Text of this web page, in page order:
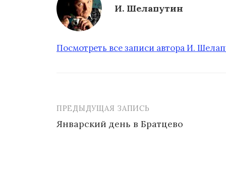
И. Шелапутин
Посмотреть все записи автора И.
ПРЕДЫДУЩАЯ ЗАПИСЬ
Январский день в Братцево